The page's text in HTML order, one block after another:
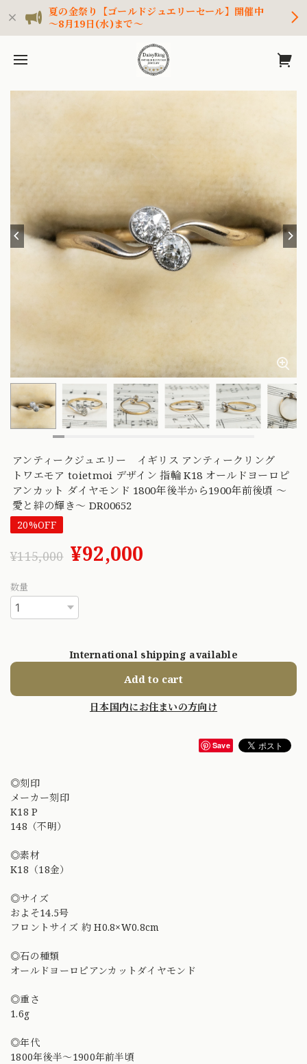
夏の金祭り【ゴールドジュエリーセール】開催中
～8月19日(水)まで～
アンティークジュエリー イギリス アンティークリング
トワエモア toietmoi デザイン 指輪 K18 オールドヨーロピ
アンカット ダイヤモンド 1800年後半から1900年前後頃 〜
愛と絆の輝き〜 DR00652
20%OFF
¥115,000 ¥92,000
数量
International shipping available
Add to cart
日本国内にお住まいの方向け
Save
◎刻印
メーカー刻印
K18 P
148（不明）
◎素材
K18（18金）
◎サイズ
およそ14.5号
フロントサイズ 約 H0.8×W0.8cm
◎石の種類
オールドヨーロピアンカットダイヤモンド
◎重さ
1.6g
◎年代
1800年後半〜1900年前半頃